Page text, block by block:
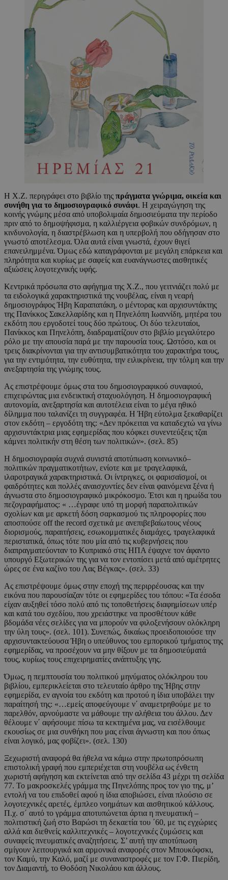
Η Χ.Ζ. περιγράφει στο βιβλίο της πράγματα γνώριμα, οικεία και
συνήθη για το δημοσιογραφικό συνάφι. Η χειραγώγηση της
κοινής γνώμης μέσα από υποβολιμαία δημοσιεύματα την περίοδο
πριν από το δημοψήφισμα, η καλλιέργεια φοβικών συνδρόμων, η
κινδυνολογία, η διαστρέβλωση και η υπερβολή που οδήγησαν στο
γνωστό αποτέλεσμα. Όλα αυτά είναι γνωστά, έχουν θιγεί
επανειλημμένα. Όμως εδώ καταγράφονται με μεγάλη επάρκεια και
πληρότητα και κυρίως με σαφείς και ευανάγνωστες αισθητικές
αξιώσεις λογοτεχνικής υφής.
Κεντρικά πρόσωπα στο αφήγημα της Χ.Ζ., που γειτνιάζει πολύ με
τα ειδολογικά χαρακτηριστικά της νουβέλας, είναι η νεαρή
δημοσιογράφος Ήβη Καραπατάκη, ο μέντορας και αρχισυντάκτης
της Πανίκκος Σακελλαρίδης και η Πηνελόπη Ιωαννίδη, μητέρα του
εκδότη που εργοδοτεί τους δύο πρώτους. Οι δύο τελευταίοι,
Πανίκκος και Πηνελόπη, διαδραματίζουν στο βιβλίο μεγαλύτερο
ρόλο με την απουσία παρά με την παρουσία τους. Ωστόσο, και οι
τρεις διακρίνονται για την αντισυμβατικότητα του χαρακτήρα τους,
για την εντιμότητα, την ευθύτητα, την ειλικρίνεια, την τόλμη και την
ανεξαρτησία της γνώμης τους.
Ας επιστρέψουμε όμως στα του δημοσιογραφικού συναφιού,
επιχειρώντας μια ενδεικτική σταχυολόγηση. Η δημοσιογραφική
αυτονομία, ανεξαρτησία και αυτοτέλεια είναι το μέγα ηθικό
δίλημμα που ταλανίζει τη συγγραφέα. Η Ήβη εύτολμα ξεκαθαρίζει
στον εκδότη – εργοδότη της: «Δεν πρόκειται να καταδεχτώ να γίνω
αρχισυντάκτρια μιας εφημερίδας που κόφκει συνεντεύξεις τζαι
κάμνει πολιτικήν στη θέση των πολιτικών». (σελ. 85)
Η δημοσιογραφία συχνά συνιστά αποτύπωση κοινωνικό–
πολιτικών πραγματικοτήτων, ενίοτε και με τραγελαφικά,
ιλαροτραγικά χαρακτηριστικά. Οι ίντριγκες, οι φαρισαϊσμοί, οι
φαιδρότητες και πολλές αναισχυντίες δεν είναι φαινόμενα ξένα ή
άγνωστα στο δημοσιογραφικό μικρόκοσμο. Έτσι και η ηρωίδα του
πεζογραφήματος: « …έγραφε υπό τη μορφή παραπολιτικών
σχολίων και με αρκετή δόση σαρκασμού τις πληροφορίες που
αποσπούσε off the record σχετικά με ανεπιβεβαίωτους νέους
διορισμούς, παραιτήσεις, εσωκομματικές διαμάχες, τραγελαφικά
περιστατικά, όπως τότε που μία από τις κυβερνήσεις που
διαπραγματεύονταν το Κυπριακό στις ΗΠΑ έψαχνε τον άφαντο
υπουργό Εξωτερικών της για να τον εντοπίσει μετά από αμέτρητες
ώρες σε ένα καζίνο του Λας Βέγκας». (σελ. 33)
Ας επιστρέψουμε όμως στην εποχή της περιρρέουσας και την
εικόνα που παρουσίαζαν τότε οι εφημερίδες του τόπου: «Τα έσοδα
είχαν αυξηθεί τόσο πολύ από τις τοποθετήσεις διαφημίσεων υπέρ
και κατά του σχεδίου, που χρειάστηκε να προσθέτουν κάθε
βδομάδα νέες σελίδες για να μπορούν να φιλοξενήσουν ολόκληρη
την ύλη τους». (σελ. 101). Συνεπώς, δικαίως προειδοποιούσε την
αρχισυντακτεύουσα Ήβη ο υπεύθυνος του εμπορικού τμήματος της
εφημερίδας, να προσέχουν να μην θίξουν με τα δημοσιεύματά
τους, κυρίως τους επιχειρηματίες ανάπτυξης γης.
Όμως, η πεμπτουσία του πολιτικού μηνύματος ολόκληρου του
βιβλίου, εμπερικλείεται στο τελευταίο άρθρο της Ήβης στην
εφημερίδα, εν αγνοία του εκδότη και προτού η ίδια υποβάλει την
παραίτησή της: «…εμείς αποφεύγουμε ν΄ αναμετρηθούμε με το
παρελθόν, αρνούμαστε να μάθουμε την αλήθεια του άλλου. Δεν
θέλουμε ν΄ αφήσουμε πίσω τα κεκτημένα μας, να εισέλθουμε
εκουσίως σε μια συνθήκη που μας είναι άγνωστη και που όπως
είναι λογικό, μας φοβίζει». (σελ. 130)
Ξεχωριστή αναφορά θα ήθελα να κάμω στην πρωτοπρόσωπη
επιστολική γραφή που εμπεριέχεται στη νουβέλα ως ένθετη
χωριστή αφήγηση και εκτείνεται από την σελίδα 43 μέχρι τη σελίδα
77. Το μακροσκελές γράμμα της Πηνελόπης προς τον γιο της, μ’
εντολή να του επιδοθεί αφού η ίδια αποβιώσει, είναι πλούσιο σε
λογοτεχνικές αρετές, έμπλεο νοημάτων και αισθητικού κάλλους.
Π.χ. σ΄ αυτό το γράμμα αποτυπώνεται άρτια η πνευματική –
πολιτιστική ζωή στο Βαρώσι τη δεκαετία του ΄60, με τις εγχώριες
αλλά και διεθνείς καλλιτεχνικές – λογοτεχνικές ζυμώσεις και
συναφείς πνευματικές αναζητήσεις. Σ’ αυτή την αποτύπωση
σμίγουν λειτουργικά και αρμονικά αναφορές στον Μπουκόφσκι,
τον Καμύ, την Καλό, μαζί με συναναστροφές με τον Γ.Φ. Πιερίδη,
τον Διαμαντή, το Θοδόση Νικολάου και άλλους.